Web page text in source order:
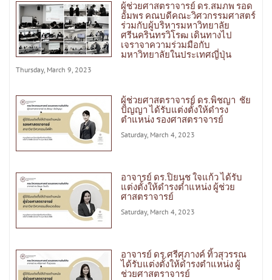
ผู้ช่วยศาสตราจารย์ ดร.สมภพ รอด
อัมพร คณบดีคณะวิศวกรรมศาสตร์
ร่วมกับผู้บริหารมหาวิทยาลัย
ศรีนครินทรวิโรฒ เดินทางไป
เจราจาความร่วมมือกับ
มหาวิทยาลัยในประเทศญี่ปุ่น
Thursday, March 9, 2023
ผู้ช่วยศาสตราจารย์ ดร.พิชญา ชัย
ปัญญา ได้รับแต่งตั้งให้ดำรง
ตำแหน่ง รองศาสตราจารย์
Saturday, March 4, 2023
อาจารย์ ดร.ปิยนุช ใจแก้ว ได้รับ
แต่งตั้งให้ดำรงตำแหน่ง ผู้ช่วย
ศาสตราจารย์
Saturday, March 4, 2023
อาจารย์ ดร.ศรีศุภางค์ ทิ้วสุวรรณ
ได้รับแต่งตั้งให้ดำรงตำแหน่ง ผู้
ช่วยศาสตราจารย์